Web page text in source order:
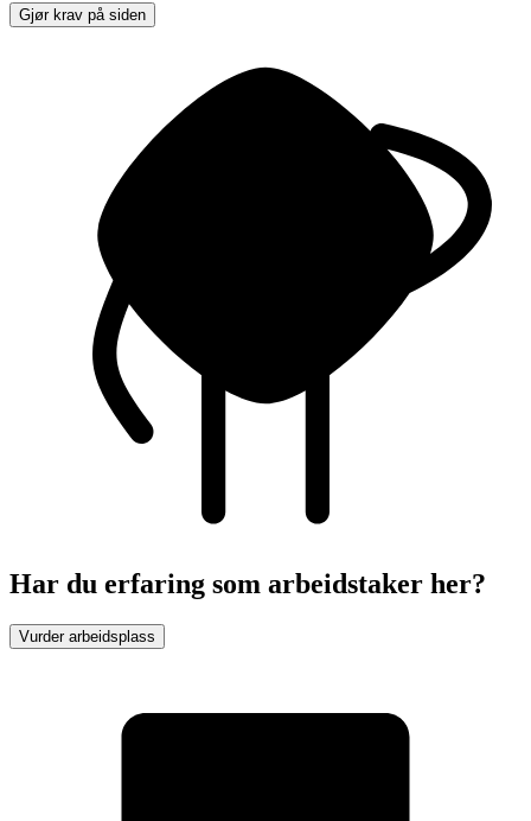
Gjør krav på siden
Har du erfaring som arbeidstaker her?
Vurder arbeidsplass